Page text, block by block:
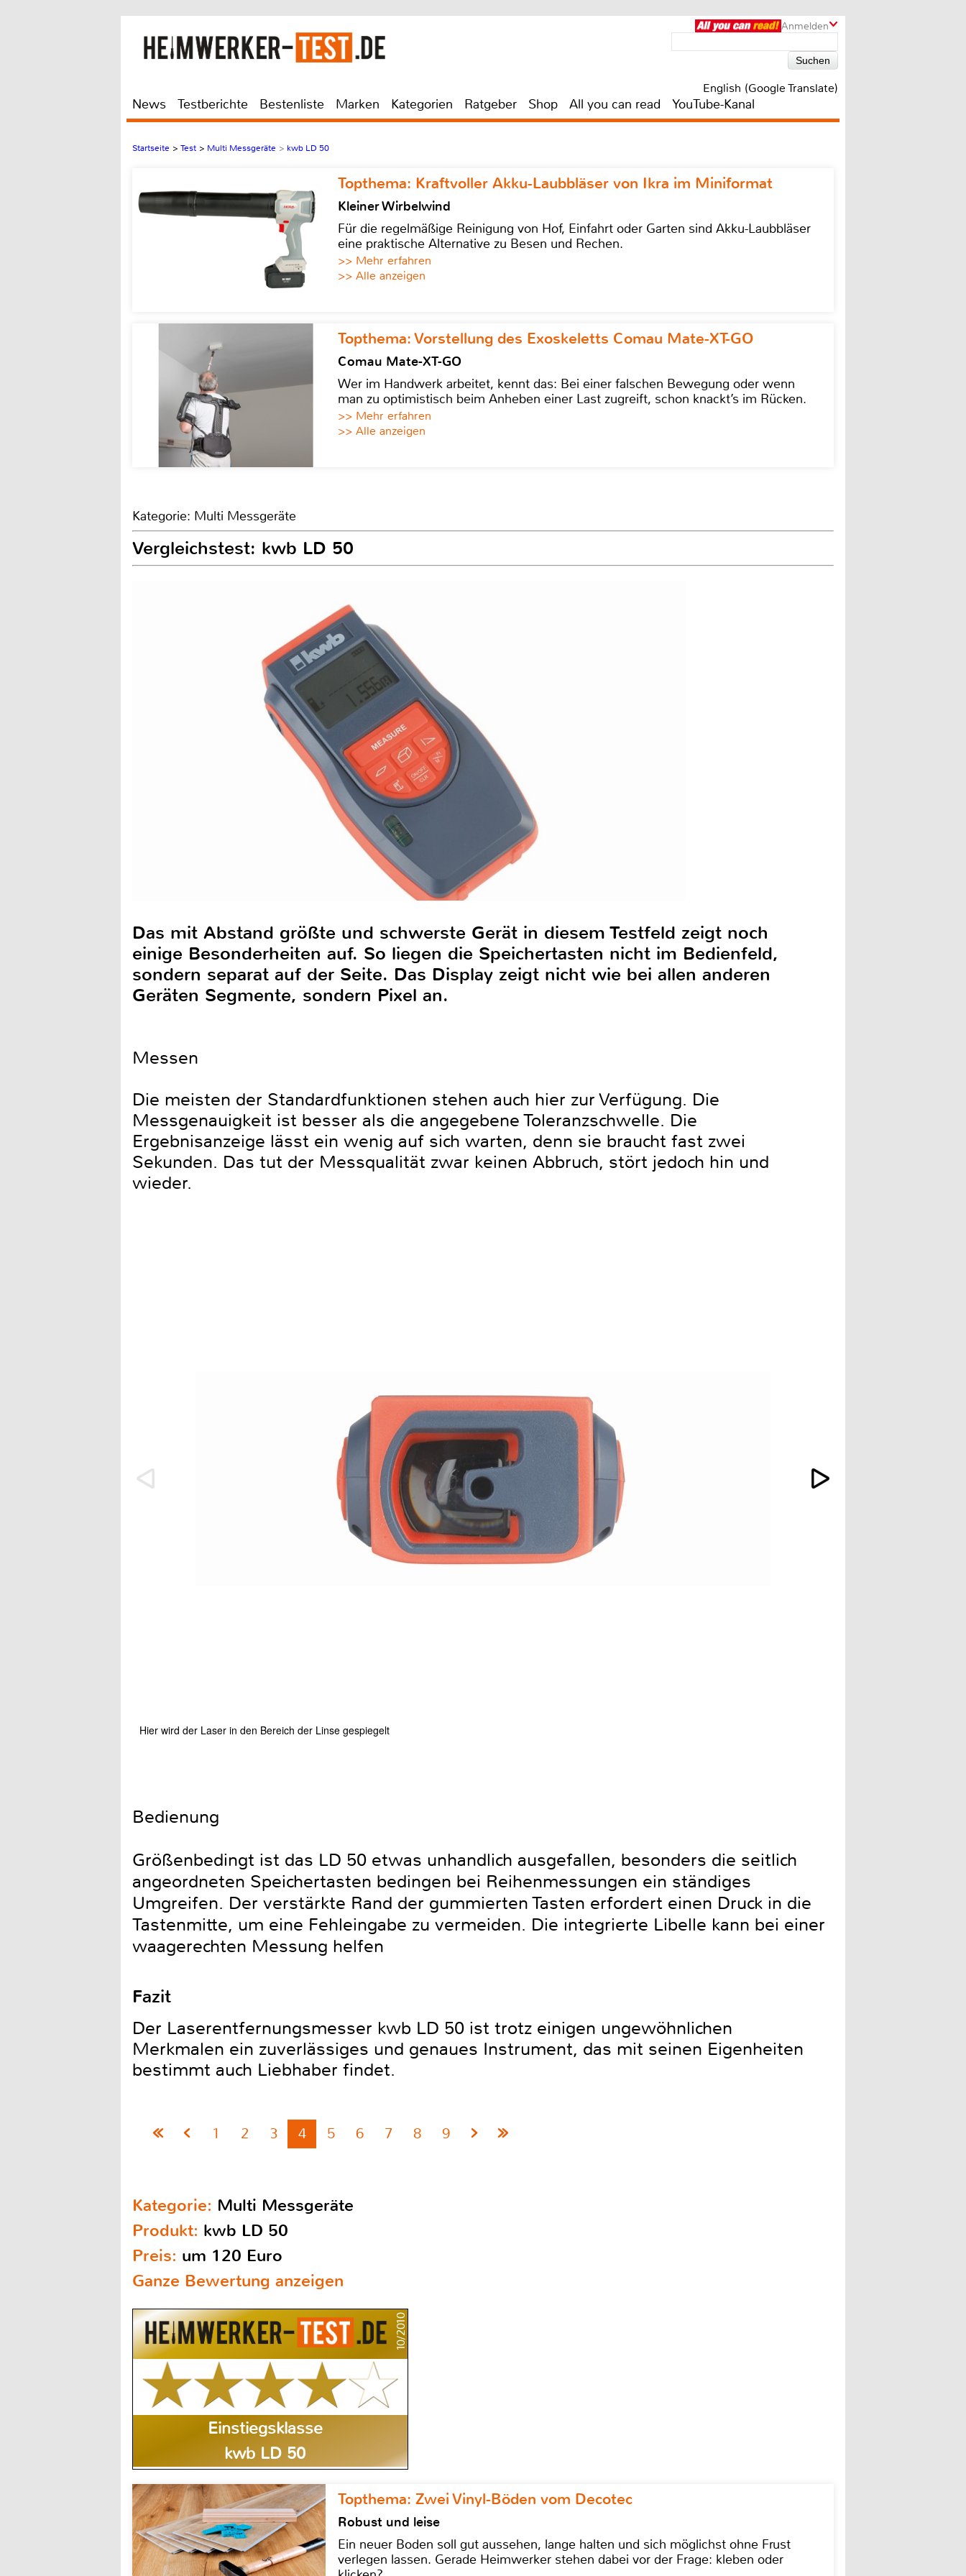
Anmelden
English (Google Translate)
News Testberichte Bestenliste Marken Kategorien Ratgeber Shop All you can read YouTube-Kanal
Startseite > Test > Multi Messgeräte > kwb LD 50
Topthema: Kraftvoller Akku-Laubbläser von Ikra im Miniformat
Kleiner Wirbelwind
Für die regelmäßige Reinigung von Hof, Einfahrt oder Garten sind Akku-Laubbläser
eine praktische Alternative zu Besen und Rechen.
>> Mehr erfahren
>> Alle anzeigen
Topthema: Vorstellung des Exoskeletts Comau Mate-XT-GO
Comau Mate-XT-GO
Wer im Handwerk arbeitet, kennt das: Bei einer falschen Bewegung oder wenn
man zu optimistisch beim Anheben einer Last zugreift, schon knackt’s im Rücken.
>> Mehr erfahren
>> Alle anzeigen
Kategorie: Multi Messgeräte
Vergleichstest: kwb LD 50
Das mit Abstand größte und schwerste Gerät in diesem Testfeld zeigt noch
einige Besonderheiten auf. So liegen die Speichertasten nicht im Bedienfeld,
sondern separat auf der Seite. Das Display zeigt nicht wie bei allen anderen
Geräten Segmente, sondern Pixel an.
Messen
Die meisten der Standardfunktionen stehen auch hier zur Verfügung. Die
Messgenauigkeit ist besser als die angegebene Toleranzschwelle. Die
Ergebnisanzeige lässt ein wenig auf sich warten, denn sie braucht fast zwei
Sekunden. Das tut der Messqualität zwar keinen Abbruch, stört jedoch hin und
wieder.
Hier wird der Laser in den Bereich der Linse gespiegelt
Bedienung
Größenbedingt ist das LD 50 etwas unhandlich ausgefallen, besonders die seitlich
angeordneten Speichertasten bedingen bei Reihenmessungen ein ständiges
Umgreifen. Der verstärkte Rand der gummierten Tasten erfordert einen Druck in die
Tastenmitte, um eine Fehleingabe zu vermeiden. Die integrierte Libelle kann bei einer
waagerechten Messung helfen
Fazit
Der Laserentfernungsmesser kwb LD 50 ist trotz einigen ungewöhnlichen
Merkmalen ein zuverlässiges und genaues Instrument, das mit seinen Eigenheiten
bestimmt auch Liebhaber findet.
1 2 3 4 5 6 7 8 9
Kategorie: Multi Messgeräte
Produkt: kwb LD 50
Preis: um 120 Euro
Ganze Bewertung anzeigen
10/2010
Einstiegsklasse
kwb LD 50
Topthema: Zwei Vinyl-Böden vom Decotec
Robust und leise
Ein neuer Boden soll gut aussehen, lange halten und sich möglichst ohne Frust
verlegen lassen. Gerade Heimwerker stehen dabei vor der Frage: kleben oder